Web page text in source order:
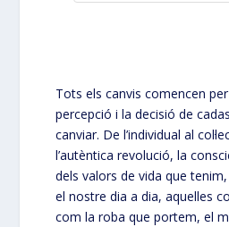
Tots els canvis comencen
percepció i la decisió de
canviar. De l’individual al
l’autèntica revolució, la
dels valors de vida que
el nostre dia a dia, aquelles
com la roba que portem, el